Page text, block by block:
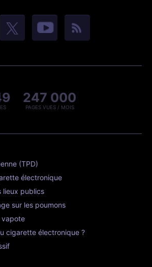
247 000
PAGES VUES / MOIS
(TPD)
électronique
lieux publics
sur les poumons
vapote
cigarette électronique ?